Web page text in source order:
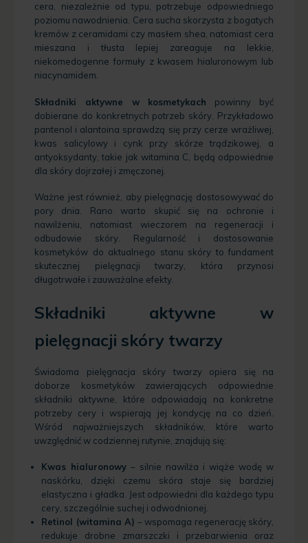
cera, niezależnie od typu, potrzebuje odpowiedniego
poziomu nawodnienia. Cera sucha skorzysta z bogatych
kremów z ceramidami czy masłem shea, natomiast cera
mieszana i tłusta lepiej zareaguje na lekkie,
niekomedogenne formuły z kwasem hialuronowym lub
niacynamidem.
Składniki aktywne w kosmetykach powinny być
dobierane do konkretnych potrzeb skóry. Przykładowo
pantenol i alantoina sprawdzą się przy cerze wrażliwej,
kwas salicylowy i cynk przy skórze trądzikowej, a
antyoksydanty, takie jak witamina C, będą odpowiednie
dla skóry dojrzałej i zmęczonej.
Ważne jest również, aby pielęgnację dostosowywać do
pory dnia. Rano warto skupić się na ochronie i
nawilżeniu, natomiast wieczorem na regeneracji i
odbudowie skóry. Regularność i dostosowanie
kosmetyków do aktualnego stanu skóry to fundament
skutecznej pielęgnacji twarzy, która przynosi
długotrwałe i zauważalne efekty.
Składniki aktywne w
pielęgnacji skóry twarzy
Świadoma pielęgnacja skóry twarzy opiera się na
doborze kosmetyków zawierających odpowiednie
składniki aktywne, które odpowiadają na konkretne
potrzeby cery i wspierają jej kondycję na co dzień.
Wśród najważniejszych składników, które warto
uwzględnić w codziennej rutynie, znajdują się:
Kwas hialuronowy – silnie nawilża i wiąże wodę w
naskórku, dzięki czemu skóra staje się bardziej
elastyczna i gładka. Jest odpowiedni dla każdego typu
cery, szczególnie suchej i odwodnionej.
Retinol (witamina A) – wspomaga regenerację skóry,
redukuje drobne zmarszczki i przebarwienia oraz